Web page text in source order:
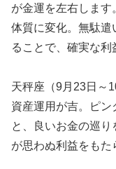
が金運を左右しま
体質に変化。無駄遣
ることで、確実な利
天秤座（9月23日～
資産運用が吉。ピン
と、良いお金の巡
が思わぬ利益をもた